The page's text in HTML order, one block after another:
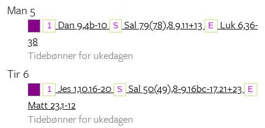
Man 5
1 Dan 9,4b-10 S Sal 79(78),8.9.11+13 E
Luk 6,36-
38
Tidebønner for ukedagen
Tir 6
1 Jes 1,10.16-20 S Sal 50(49),8-9.16bc-17.21+23 E
Matt 23,1-12
Tidebønner for ukedagen